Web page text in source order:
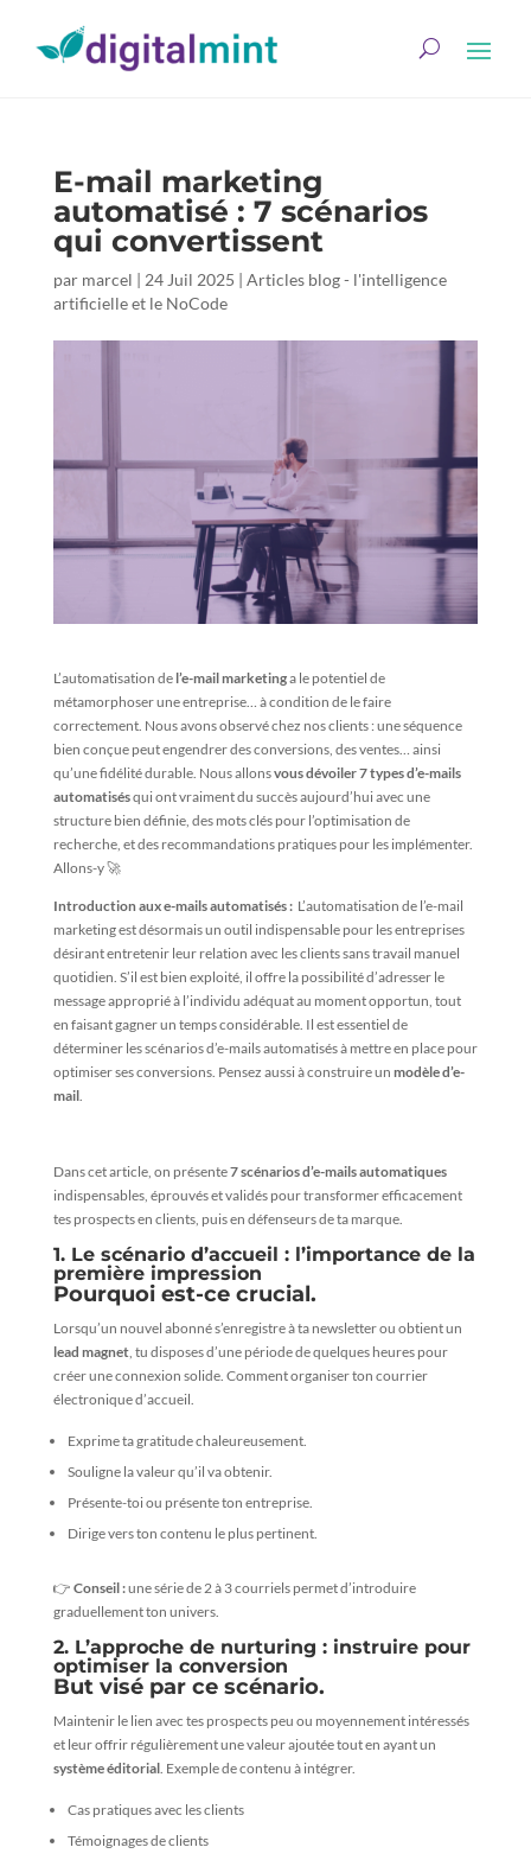
E-mail marketing
automatisé : 7 scénarios
qui convertissent
par marcel | 24 Juil 2025 | Articles blog - l'intelligence
artificielle et le NoCode
L’automatisation de l’e-mail marketinga le potentiel de
métamorphoser une entreprise… à condition de le faire
correctement. Nous avons observé chez nos clients : une séquence
bien conçue peut engendrer des conversions, des ventes… ainsi
qu’une fidélité durable. Nous allonsvous dévoiler 7 types d’e-mails
automatisésqui ont vraiment du succès aujourd’hui avec une
structure bien définie, des mots clés pour l’optimisation de
recherche, et des recommandations pratiques pour les implémenter.
Allons-y 🚀
Introduction aux e-mails automatisés : L’automatisation de l’e-mail
marketing est désormais un outil indispensable pour les entreprises
désirant entretenir leur relation avec les clients sans travail manuel
quotidien. S’il est bien exploité, il offre la possibilité d’adresser le
message approprié à l’individu adéquat au moment opportun, tout
en faisant gagner un temps considérable. Il est essentiel de
déterminer les scénarios d’e-mails automatisés à mettre en place pour
optimiser ses conversions. Pensez aussi à construire un modèle d’e-
mail.
Dans cet article, on présente7 scénarios d’e-mails automatiques
indispensables, éprouvés et validés pour transformer efficacement
tes prospects en clients, puis en défenseurs de ta marque.
1. Le scénario d’accueil : l’importance de la
première impression
Pourquoi est-ce crucial.
Lorsqu’un nouvel abonné s’enregistre à ta newsletter ou obtient un
lead magnet, tu disposes d’une période de quelques heures pour
créer une connexion solide. Comment organiser ton courrier
électronique d’accueil.
Exprime ta gratitude chaleureusement.
Souligne la valeur qu’il va obtenir.
Présente-toi ou présente ton entreprise.
Dirige vers ton contenu le plus pertinent.
👉 Conseil :une série de 2 à 3 courriels permet d’introduire
graduellement ton univers.
2. L’approche de nurturing : instruire pour
optimiser la conversion
But visé par ce scénario.
Maintenir le lien avec tes prospects peu ou moyennement intéressés
et leur offrir régulièrement une valeur ajoutée tout en ayant un
système éditorial. Exemple de contenu à intégrer.
Cas pratiques avec les clients
Témoignages de clients